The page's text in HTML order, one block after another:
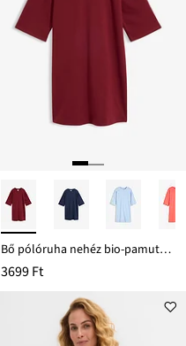
Bő pólóruha nehéz bio-pamutból
3699 Ft